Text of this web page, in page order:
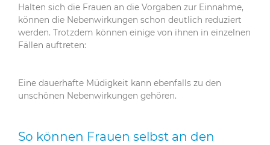
Halten sich die Frauen an die Vorgaben zur Einnahme,
können die Nebenwirkungen schon deutlich reduziert
werden. Trotzdem können einige von ihnen in einzelnen
Fällen auftreten:
Eine dauerhafte Müdigkeit kann ebenfalls zu den
unschönen Nebenwirkungen gehören.
So können Frauen selbst an den